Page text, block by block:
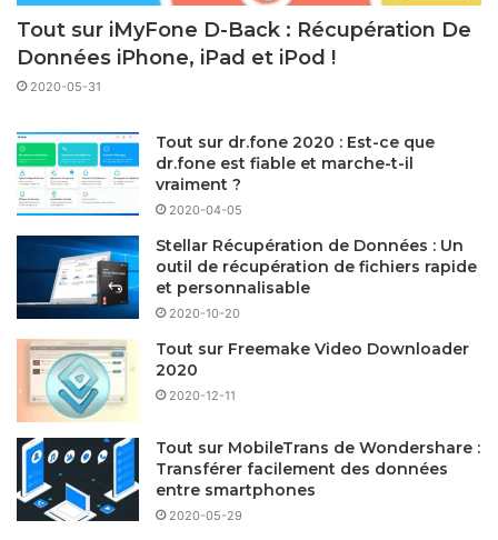
Tout sur iMyFone D-Back : Récupération De
Données iPhone, iPad et iPod !
2020-05-31
Tout sur dr.fone 2020 : Est-ce que
dr.fone est fiable et marche-t-il
vraiment ?
2020-04-05
Stellar Récupération de Données : Un
outil de récupération de fichiers rapide
et personnalisable
2020-10-20
Tout sur Freemake Video Downloader
2020
2020-12-11
Tout sur MobileTrans de Wondershare :
Transférer facilement des données
entre smartphones
2020-05-29